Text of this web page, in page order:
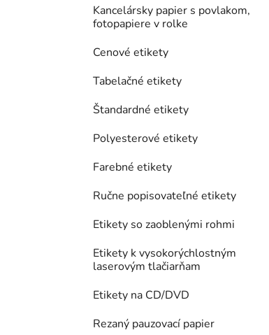
Kancelársky papier s povlakom,
fotopapiere v rolke
Cenové etikety
Tabelačné etikety
Štandardné etikety
Polyesterové etikety
Farebné etikety
Ručne popisovateľné etikety
Etikety so zaoblenými rohmi
Etikety k vysokorýchlostným
laserovým tlačiarňam
Etikety na CD/DVD
Rezaný pauzovací papier